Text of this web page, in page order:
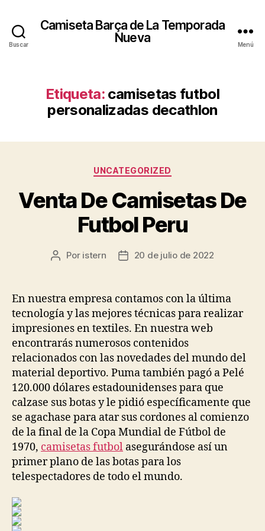
Buscar
Camiseta Barça de La Temporada
Nueva
Menú
Etiqueta: camisetas futbol
personalizadas decathlon
Categorías
UNCATEGORIZED
Venta De Camisetas De
Futbol Peru
Autor
entrada
Por istern
Fecha
entrada
20 de julio de 2022
En nuestra empresa contamos con la última
tecnología y las mejores técnicas para realizar
impresiones en textiles. En nuestra web
encontrarás numerosos contenidos
relacionados con las novedades del mundo del
material deportivo. Puma también pagó a Pelé
120.000 dólares estadounidenses para que
calzase sus botas y le pidió específicamente que
se agachase para atar sus cordones al comienzo
de la final de la Copa Mundial de Fútbol de
1970, camisetas futbol asegurándose así un
primer plano de las botas para los
telespectadores de todo el mundo.